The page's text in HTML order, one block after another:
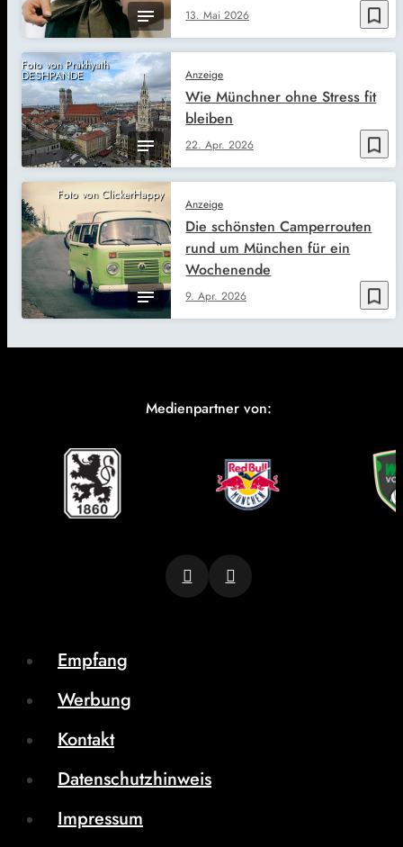
bookmark_border
13. Mai 2026
Foto von Prakhyath
DESHPANDE
bookmark_border
Anzeige
22. Apr. 2026
Wie Münchner ohne Stress fit
bleiben
Foto von ClickerHappy
bookmark_border
Anzeige
9. Apr. 2026
Die schönsten Camperrouten
rund um München für ein
Wochenende
Medienpartner von:
Empfang
Werbung
Kontakt
Datenschutzhinweis
Impressum